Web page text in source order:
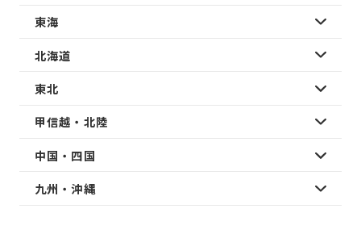
東海
北海道
東北
甲信越・北陸
中国・四国
九州・沖縄